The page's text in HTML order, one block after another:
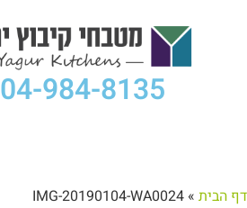
04-984-8135
דף הבית »
IMG-20190104-WA0024